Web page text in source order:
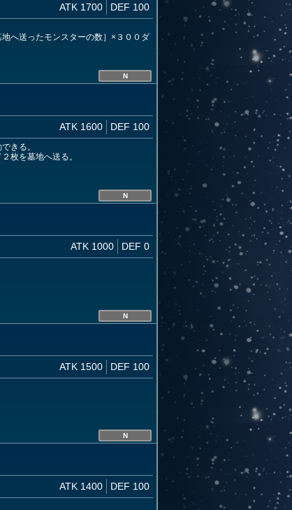
ATK 1700 DEF 100
へ送ったモンスターの数］×３００ダ
N
ATK 1600 DEF 100
きる。
枚を墓地へ送る。
N
ATK 1000 DEF 0
N
ATK 1500 DEF 100
N
ATK 1400 DEF 100